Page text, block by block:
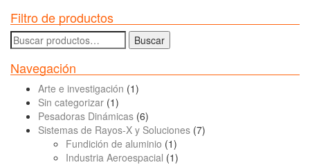
Filtro de productos
Buscar
por:
Buscar
Navegación
Arte e investigación (1)
Sin categorizar (1)
Pesadoras Dinámicas (6)
Sistemas de Rayos-X y Soluciones (7)
Fundición de aluminio (1)
Industria Aeroespacial (1)